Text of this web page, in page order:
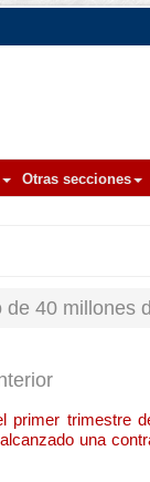
Otras secciones
40 millones
trimestre
una